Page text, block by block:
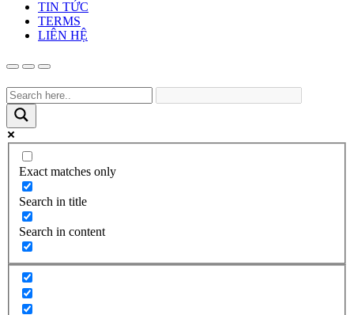
TIN TỨC
TERMS
LIÊN HỆ
Exact matches only
Search in title
Search in content